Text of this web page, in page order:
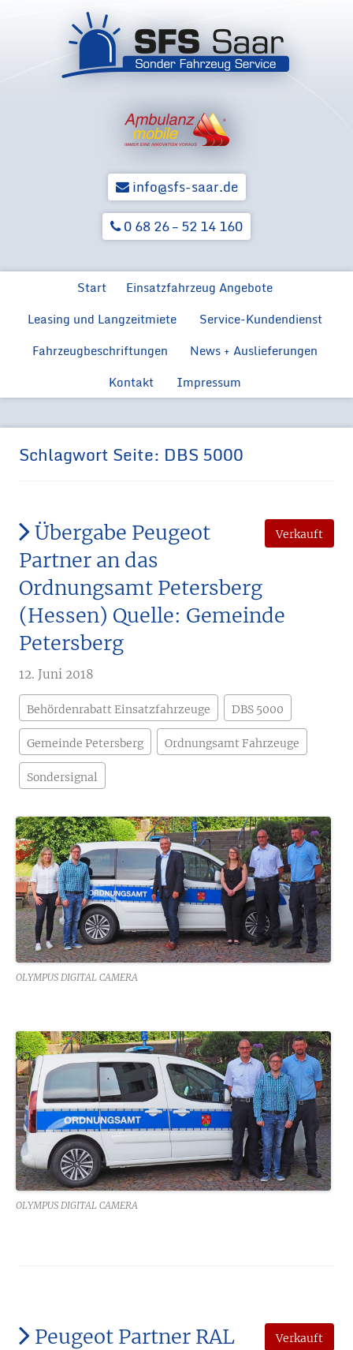
info@sfs-saar.de
0 68 26 – 52 14 160
Zum Inhalt springen
Start Einsatzfahrzeug Angebote
Ford Neuwagen für BOS
Ford
Feuerwehr
Ford Transit MZF
Leasing und Langzeitmiete Service-Kundendienst
Rückrüstung von
Fahrzeugbeschriftungen
News + Auslieferungen
Kontakt
Impressum
Schlagwort Seite: DBS 5000
Verkauft
Übergabe Peugeot
Partner an das
Ordnungsamt Petersberg
(Hessen) Quelle: Gemeinde
Petersberg
12. Juni 2018
Behördenrabatt Einsatzfahrzeuge DBS 5000
Gemeinde Petersberg Ordnungsamt Fahrzeuge
Sondersignal
OLYMPUS DIGITAL CAMERA
OLYMPUS DIGITAL CAMERA
Verkauft
Peugeot Partner RAL